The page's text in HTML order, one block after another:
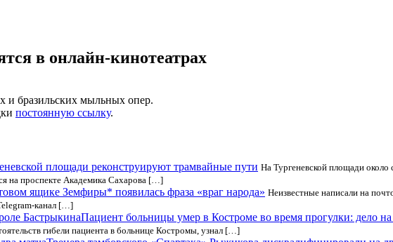
в онлайн-кинотеатрах
и бразильских мыльных опер.
постоянную ссылку.
площади реконструируют трамвайные пути На Тургеневской площади
на проспекте Академика Сахарова […]
ящике Земфиры* появилась фраза «враг народа» Неизвестные написали на
канал […]
Пациент больницы умер в Костроме во время прогулки: дело
гибели пациента в больнице Костромы, узнал […]